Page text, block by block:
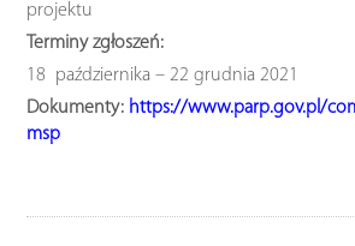
projektu
Terminy zgłoszeń:
18 października – 22 grudnia 2021
Dokumenty: https://www.parp.gov.pl/
msp